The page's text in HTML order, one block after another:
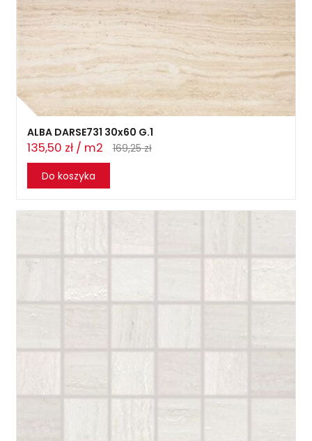
ALBA DARSE731 30x60 G.1
135,50 zł / m2
169,25 zł
Do koszyka